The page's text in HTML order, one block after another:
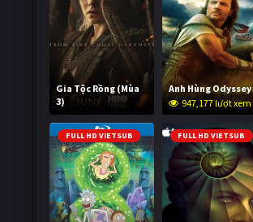
Gia Tộc Rồng (Mùa
3)
2,015,819 lượt xem
Anh Hùng Odyssey
947,177 lượt xem
FULL HD VIETSUB FULL HD VIETSUB